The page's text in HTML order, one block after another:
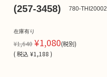
(257-3458)
780-THI20002
在庫有り
¥1,640¥1,080(税別)
(税込 ¥1,188 )